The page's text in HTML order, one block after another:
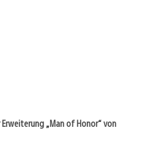
„Man of Honor“ von